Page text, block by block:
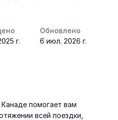
г.
Обновлено
6 июл. 2026 г.
помогает вам
всей поездки,